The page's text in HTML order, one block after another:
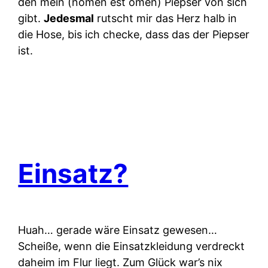
gibt.Jedesmal rutscht mir das Herz halb in
die Hose, bis ich checke, dass das der Piepser
ist.
Einsatz?
Huah… gerade wäre Einsatz gewesen…
Scheiße, wenn die Einsatzkleidung verdreckt
daheim im Flur liegt. Zum Glück war’s nix